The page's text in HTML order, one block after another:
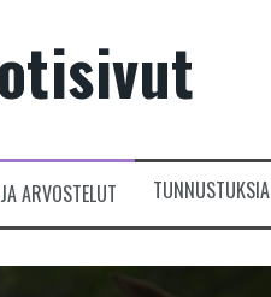
ARVOSTELUT TUNNUSTUKSIA